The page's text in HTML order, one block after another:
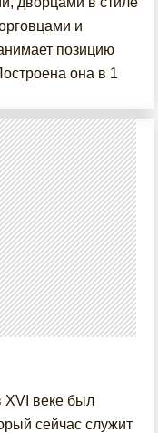
и
позицию
она в 1
XVI веке был
сейчас служит